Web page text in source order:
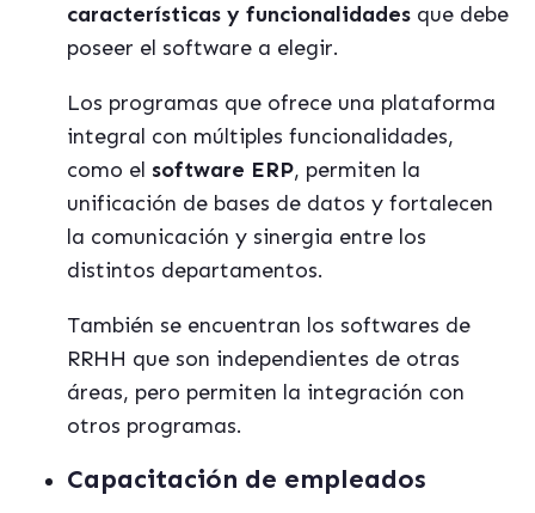
características y funcionalidades que debe
poseer el software a elegir.
Los programas que ofrece una plataforma
integral con múltiples funcionalidades,
como el software ERP, permiten la
unificación de bases de datos y fortalecen
la comunicación y sinergia entre los
distintos departamentos.
También se encuentran los softwares de
RRHH que son independientes de otras
áreas, pero permiten la integración con
otros programas.
Capacitación de empleados